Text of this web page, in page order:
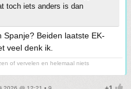
toch iets anders is dan
Beiden laatste EK-
veel denk ik.
of vervelen en helemaal niets